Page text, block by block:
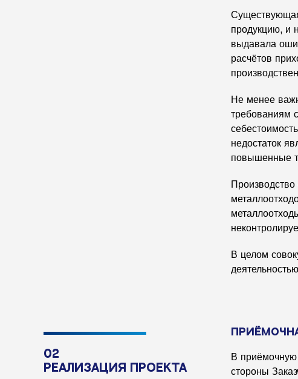
продукцию, и
выдавала
расчётов
Не менее
требованиям
недостаток
повышенные
В целом
02
Реализация проекта
В
стороны